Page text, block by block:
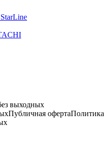
выходных
Публичная офертаПолитика